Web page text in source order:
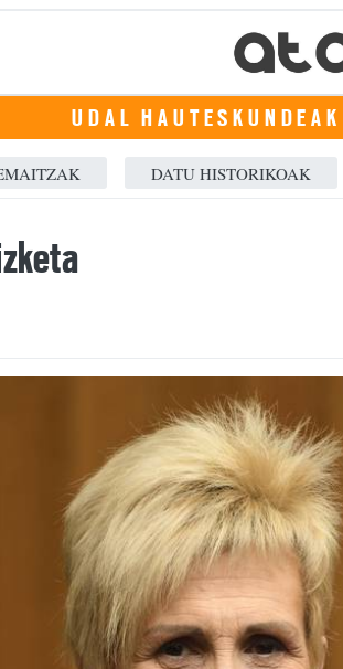
UDAL
DATU HISTORIKOAK